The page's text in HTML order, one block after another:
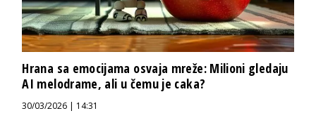
Hrana sa emocijama osvaja mreže: Milioni gledaju
AI melodrame, ali u čemu je caka?
30/03/2026 | 14:31